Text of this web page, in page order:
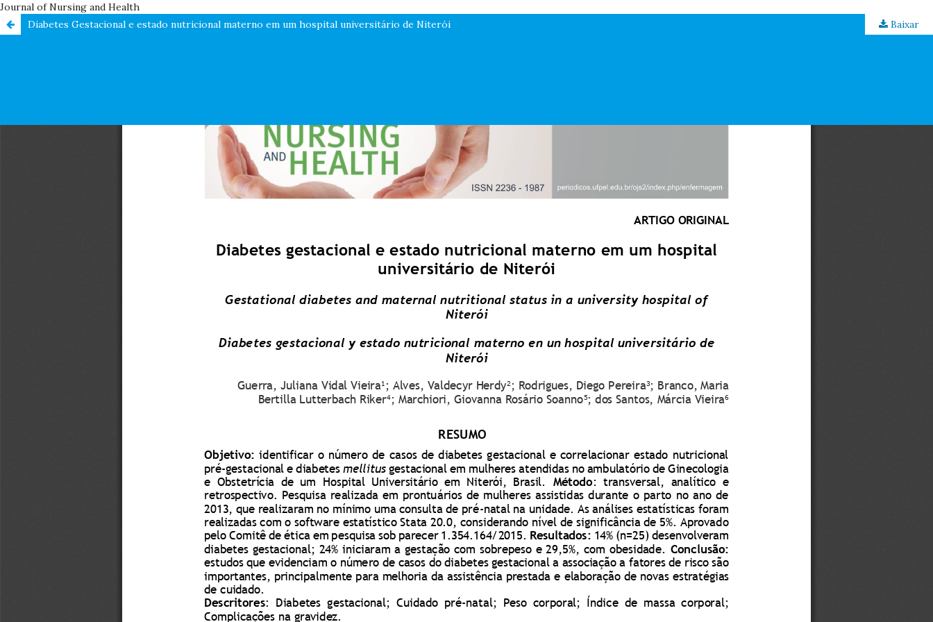
Journal of Nursing and Health
Diabetes Gestacional e estado nutricional materno em um hospital universitário de Niterói
Baixar